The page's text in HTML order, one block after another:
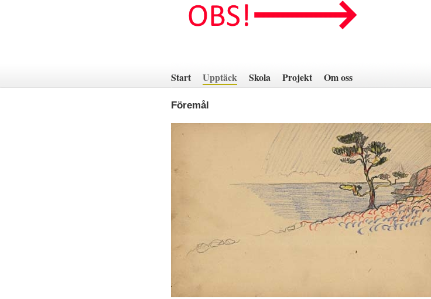
innehåll
Start Upptäck Skola Projekt Om oss
Föremål